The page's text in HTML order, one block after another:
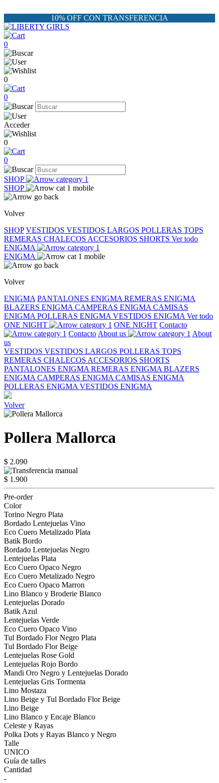
10% OFF CON TRANSFERENCIA
0
0
0
Acceder
0
0
SHOP
SHOP
Volver
SHOP VESTIDOS VESTIDOS LARGOS POLLERAS TOPS
REMERAS CHALECOS ACCESORIOS SHORTS Ver todo
ENIGMA
ENIGMA
Volver
ENIGMA PANTALONES ENIGMA REMERAS ENIGMA
BLAZERS ENIGMA CAMPERAS ENIGMA CAMISAS
ENIGMA POLLERAS ENIGMA VESTIDOS ENIGMA Ver todo
ONE NIGHT
ONE NIGHT Contacto
Contacto About us
About
us
VESTIDOS VESTIDOS LARGOS POLLERAS TOPS
REMERAS CHALECOS ACCESORIOS SHORTS
PANTALONES ENIGMA REMERAS ENIGMA BLAZERS
ENIGMA CAMPERAS ENIGMA CAMISAS ENIGMA
POLLERAS ENIGMA VESTIDOS ENIGMA
Volver
Pollera Mallorca
$ 2.090
$ 1.900
Pre-order
Color
Torino Negro Plata
Bordado Lentejuelas Vino
Eco Cuero Metalizado Plata
Batik Bordo
Bordado Lentejuelas Negro
Lentejuelas Plata
Eco Cuero Opaco Negro
Eco Cuero Metalizado Negro
Eco Cuero Opaco Marron
Lino Blanco y Broderie Blanco
Lentejuelas Dorado
Batik Azul
Lentejuelas Verde
Eco Cuero Opaco Vino
Tul Bordado Flor Negro Plata
Tul Bordado Flor Beige
Lentejuelas Rose Gold
Lentejuelas Rojo Bordo
Mandi Oro Negro y Lentejuelas Dorado
Lentejuelas Gris Tormenta
Lino Mostaza
Lino Beige y Tul Bordado Flor Beige
Lino Beige
Lino Blanco y Encaje Blanco
Celeste y Rayas
Polka Dots y Rayas Blanco y Negro
Talle
UNICO
Guía de talles
Cantidad
-